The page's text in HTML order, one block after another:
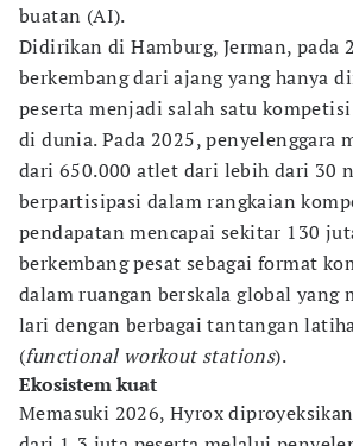
buatan (AI).
Didirikan di Hamburg, Jerman, pada
berkembang dari ajang yang hanya
peserta menjadi salah satu kompetisi
di dunia. Pada 2025, penyelenggara
dari 650.000 atlet dari lebih dari 30
berpartisipasi dalam rangkaian
pendapatan mencapai sekitar 130
berkembang pesat sebagai format
dalam ruangan berskala global yang
lari dengan berbagai tantangan
(functional workout stations).
Ekosistem kuat
Memasuki 2026, Hyrox